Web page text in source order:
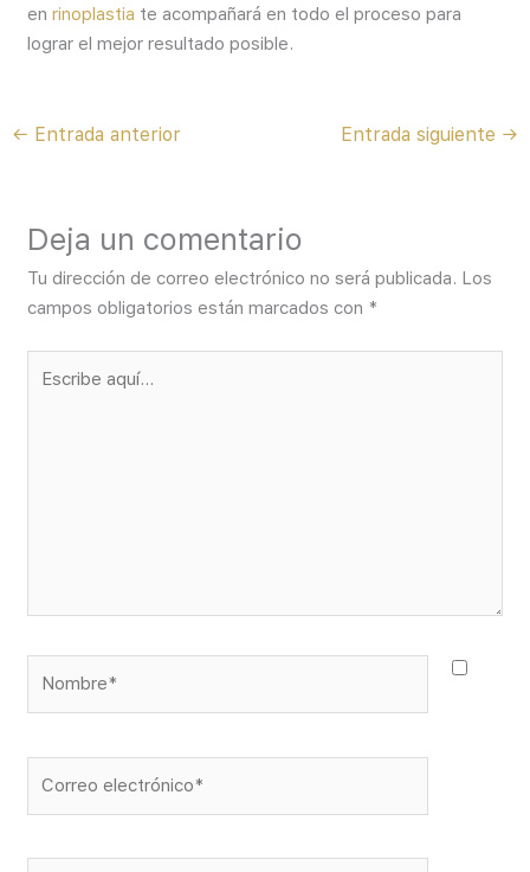
enrinoplastia te acompañará en todo el proceso para
lograr el mejor resultado posible.
← Entrada anterior Entrada siguiente →
Deja un comentario
Tu dirección de correo electrónico no será publicada. Los
campos obligatorios están marcados con *